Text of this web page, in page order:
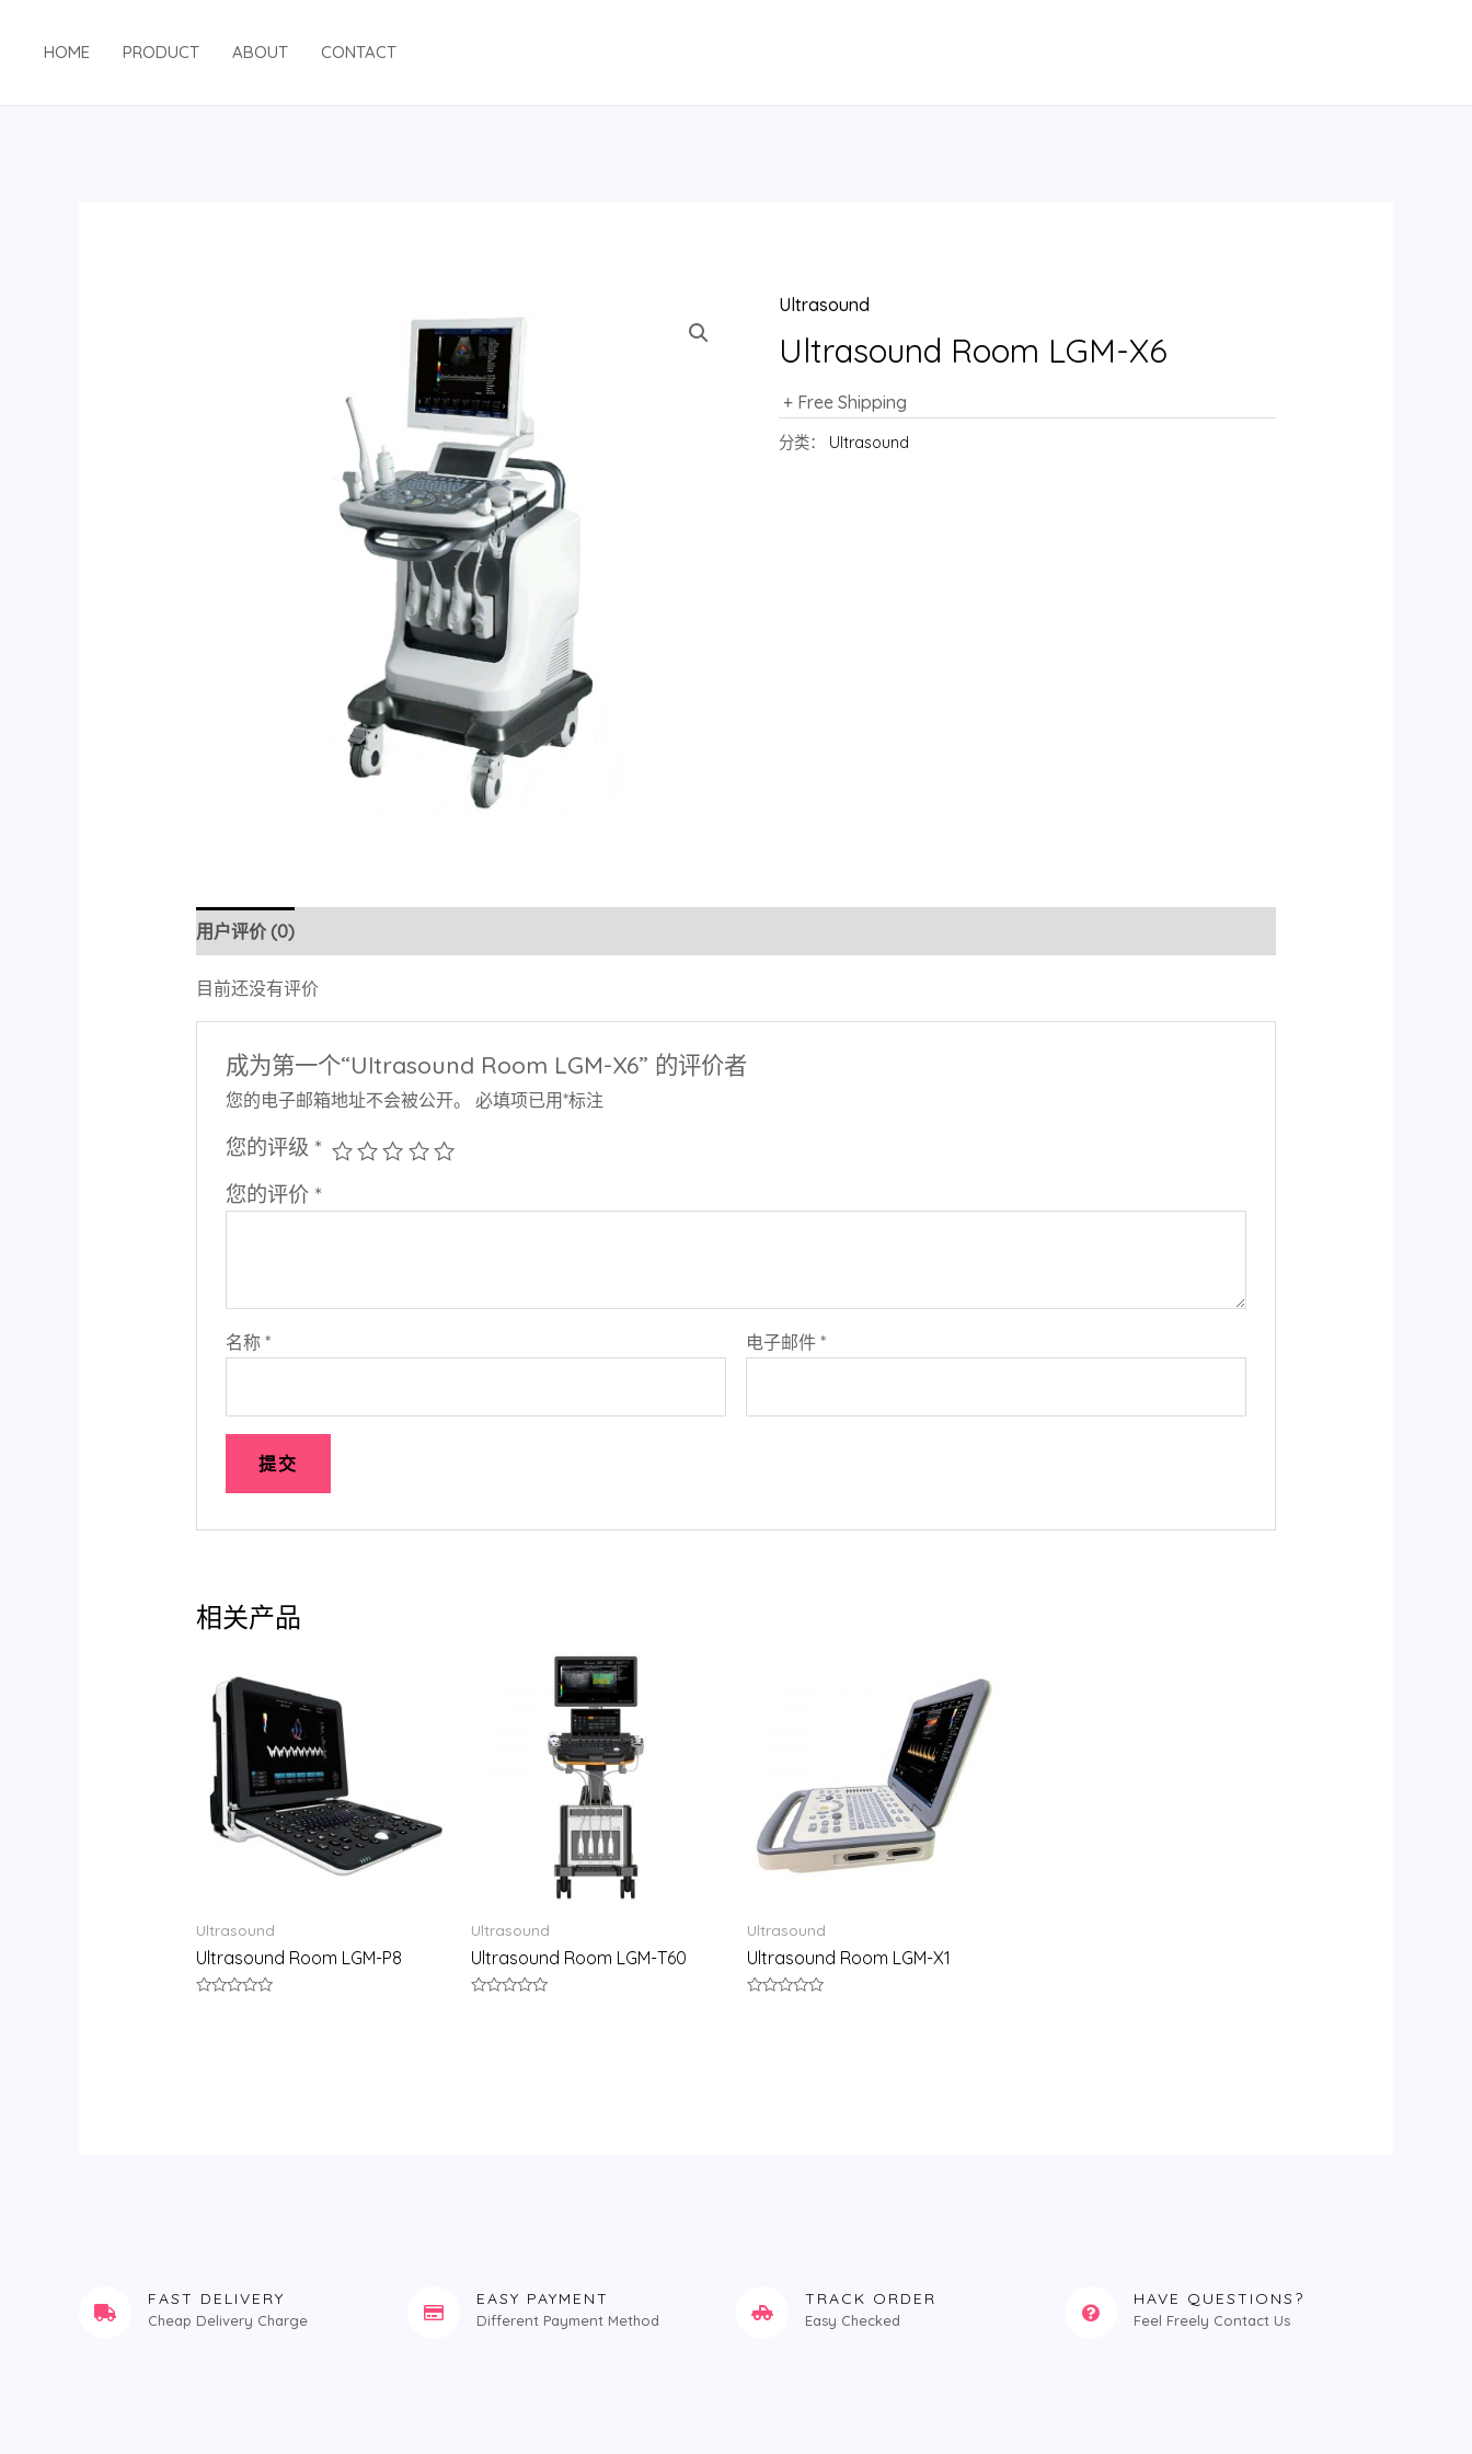
HOME PRODUCT ABOUT CONTACT
Ultrasound
Ultrasound Room LGM-X6
+ Free Shipping
分类： Ultrasound
用户评价 (0)
目前还没有评价
成为第一个“Ultrasound Room LGM-X6” 的评价者
您的电子邮箱地址不会被公开。 必填项已用*标注
您的评级 *
您的评价 *
名称* 电子邮件*
相关产品
Ultrasound
Ultrasound Room LGM-P8
Ultrasound
Ultrasound Room LGM-T60
Ultrasound
Ultrasound Room LGM-X1
FAST DELIVERY
Cheap Delivery Charge
EASY PAYMENT
Different Payment Method
TRACK ORDER
Easy Checked
HAVE QUESTIONS?
Feel Freely Contact Us